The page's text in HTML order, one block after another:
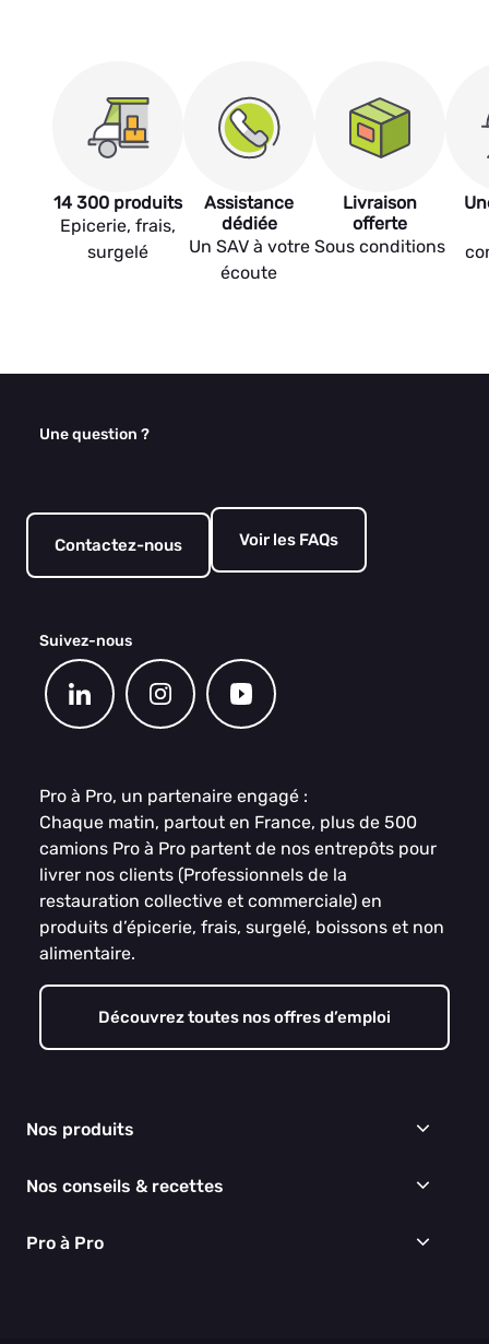
14 300 produits
Epicerie, frais,
surgelé
Assistance
dédiée
Un SAV à votre
écoute
Livraison
offerte
Sous conditions
Une question ?
Contactez-nous Voir les FAQs
Suivez-nous
Pro à Pro, un partenaire engagé :
Chaque matin, partout en France, plus de 500
camions Pro à Pro partent de nos entrepôts pour
livrer nos clients (Professionnels de la
restauration collective et commerciale) en
produits d’épicerie, frais, surgelé, boissons et non
alimentaire.
Découvrez toutes nos offres d’emploi
Nos produits
Épicerie
Boissons
Nos conseils & recettes
Recettes
Pro à Pro